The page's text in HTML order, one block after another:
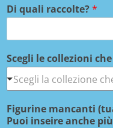
Di quali raccolte?*
Scegli le collezioni
Figurine mancanti
Puoi inseire anche